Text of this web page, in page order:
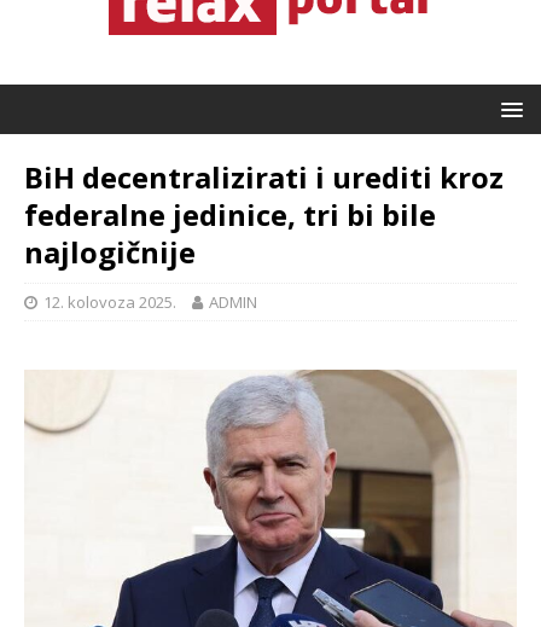
BiH decentralizirati i urediti kroz
federalne jedinice, tri bi bile
najlogičnije
12. kolovoza 2025. ADMIN